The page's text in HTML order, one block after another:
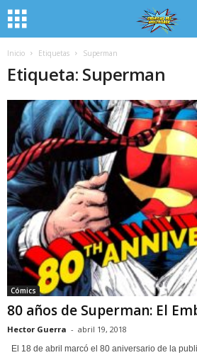
Inicio Etiquetas Superman
Etiqueta: Superman
Cómics
80 años de Superman: El
Hector Guerra - abril 19, 2018
El 18 de abril marcó el 80 aniversario de la